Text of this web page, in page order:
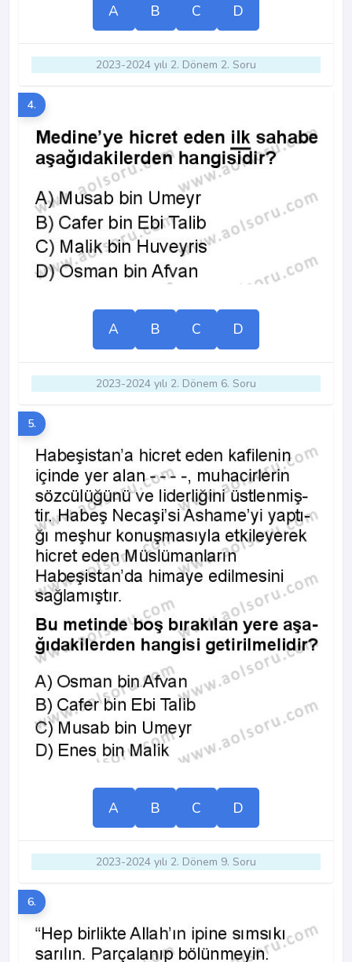
A B C D
2023-2024 yılı 2. Dönem 2. Soru
4.
A B C D
2023-2024 yılı 2. Dönem 6. Soru
5.
A B C D
2023-2024 yılı 2. Dönem 9. Soru
6.